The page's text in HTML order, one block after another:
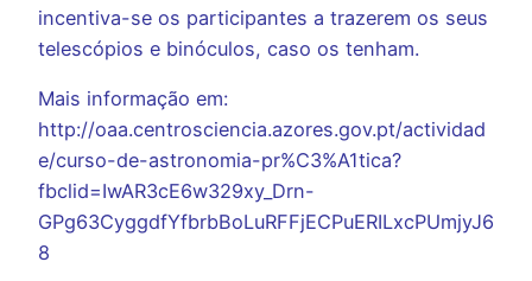
incentiva-se os participantes a trazerem os seus
telescópios e binóculos, caso os tenham.
Mais informação em:
http://oaa.centrosciencia.azores.gov.pt/actividad
e/curso-de-astronomia-pr%C3%A1tica?
fbclid=IwAR3cE6w329xy_Drn-
GPg63CyggdfYfbrbBoLuRFFjECPuERILxcPUmjyJ6
8